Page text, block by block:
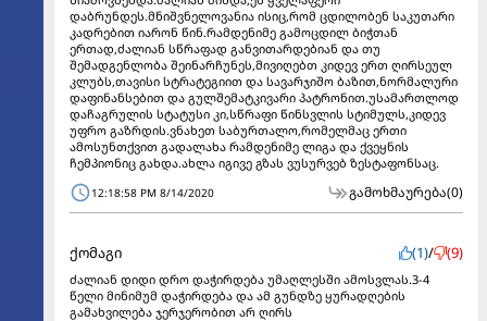
დაბრუნდეს.მნიშვნელოვანია ისიც,რომ ცდილობენ საკუთარი
კადრებით იარონ წინ.რამდენიმე გამოცდილ ბიჭთან
ერთად,ძალიან სწრაფად განვითარდებიან და თუ
შემადგენლობა შეინარჩუნეს,მივიღებთ კიდევ ერთ ღირსეულ
კლუბს,თავისი სტრატეგიით და სავარჯიშო ბაზით,ნორმალური
დაფინანსებით და გულშემატკივარი პატრონით.უსამართლოდ
დაჩაგრულის სტატუსი კი,სწრაფი წინსვლის სტიმულს,კიდევ
უფრო გაზრდის.ვნახეთ საბურთალო,რომელმაც ერთი
ამოსუნთქვით გადალახა რამდენიმე ლიგა და ქვეყნის
ჩემპიონიც გახდა.ახლა იგივე გზას ვუსურვებ ზესტაფონსაც.
12:18:58 PM 8/14/2020 გამოხმაურება(0)
ქომაგი (1)/ (9)
ძალიან დიდი დრო დაჭირდება უმაღლესში ამოსვლას.3-4
წელი მინიმუმ დაჭირდება და ამ გუნდზე ყურადღების
გამახვილება ჯერჯერობით არ ღირს